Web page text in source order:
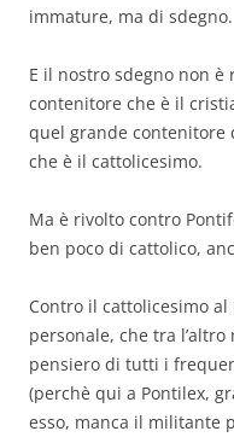
immature, ma di sdegno.
E il nostro sdegno non
contenitore che è il
quel grande
che è il cattolicesimo.
Ma è rivolto contro
ben poco di cattolico,
Contro il cattolicesimo
personale, che tra
pensiero di tutti i
(perchè qui a Pontilex,
esso, manca il militante